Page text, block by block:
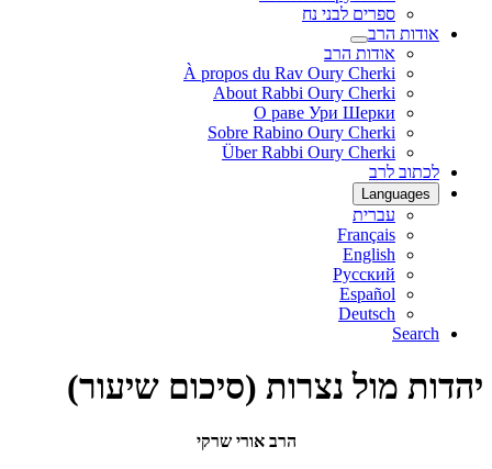
ספרים לבני נח
אודות הרב
אודות הרב
À propos du Rav Oury Cherki
About Rabbi Oury Cherki
О раве Ури Шерки
Sobre Rabino Oury Cherki
Über Rabbi Oury Cherki
לכתוב לרב
Languages
עברית
Français
English
Русский
Español
Deutsch
Search
יהדות מול נצרות (סיכום שיעור)
הרב אורי שרקי